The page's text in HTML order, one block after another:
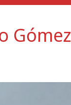
Gómez